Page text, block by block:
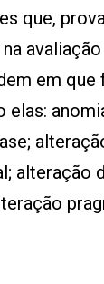
que,
em que
elas:
alteração